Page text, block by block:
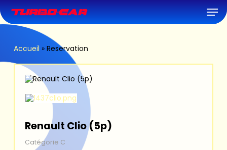
to
main
content
Accueil » Reservation
Renault Clio (5p)
Catégorie C